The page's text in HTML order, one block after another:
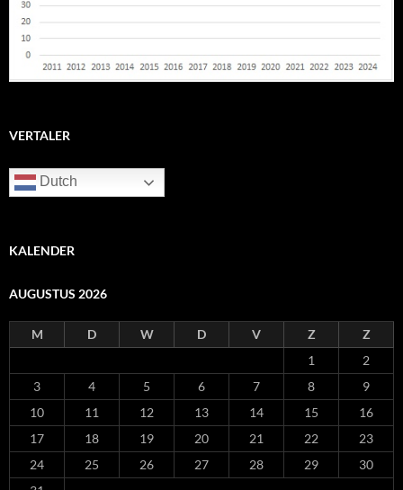
VERTALER
Dutch
KALENDER
AUGUSTUS 2026
M D W D V Z
Z
1
2
3
4 5 6 7 8
9
10
11 12 13 14 15
16
17
18 19 20 21 22
23
24
25 26 27 28 29
30